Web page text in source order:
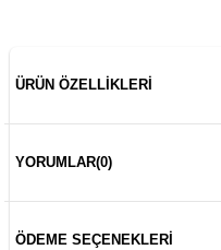
ÜRÜN ÖZELLIKLERI
YORUMLAR(0)
ÖDEME SEÇENEKLERI